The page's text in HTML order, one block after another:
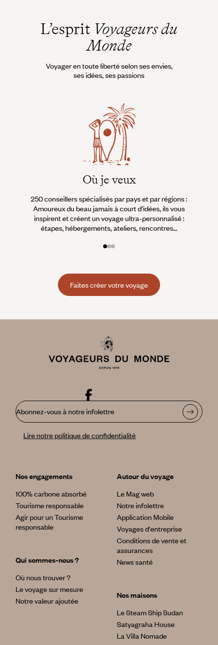
L’esprit Voyageurs du
Monde
Voyager en toute liberté selon ses envies,
ses idées, ses passions
Où je veux
250 conseillers spécialisés par pays et par régions :
Amoureux du beau jamais à court d’idées, ils vous
inspirent et créent un voyage ultra-personnalisé :
étapes, hébergements, ateliers, rencontres…
Faites créer votre voyage
Abonnez-vous à notre infolettre
Lire notre politique de confidentialité
Nos engagements
100% carbone absorbé
Tourisme responsable
Agir pour un Tourisme
responsable
Qui sommes-nous ?
Où nous trouver ?
Le voyage sur mesure
Notre valeur ajoutée
Autour du voyage
Le Mag web
Notre infolettre
Application Mobile
Voyages d'entreprise
Conditions de vente et
assurances
News santé
Nos maisons
Le Steam Ship Sudan
Satyagraha House
La Villa Nomade